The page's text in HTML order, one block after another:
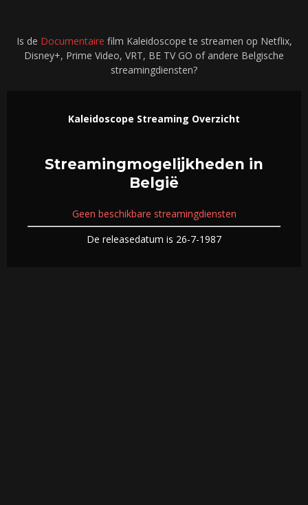
Is de Documentaire film Kaleidoscope te streamen op Netflix,
Disney+, Prime Video, VRT, BE TV GO of andere Belgische
streamingdiensten?
Kaleidoscope Streaming Overzicht
Streamingmogelijkheden in
België
Geen beschikbare streamingdiensten
De releasedatum is 26-7-1987